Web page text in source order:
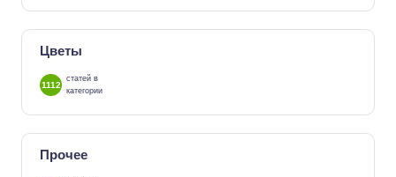
Цветы
1112
статей в
категории
Прочее